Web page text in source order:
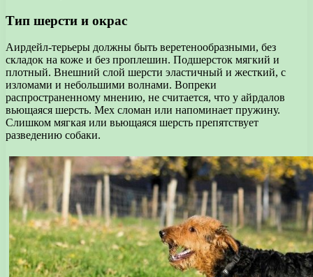
Тип шерсти и окрас
Аирдейл-терьеры должны быть веретенообразными, без
складок на коже и без проплешин. Подшерсток мягкий и
плотный. Внешний слой шерсти эластичный и жесткий, с
изломами и небольшими волнами. Вопреки
распространенному мнению, не считается, что у айрдалов
вьющаяся шерсть. Мех сломан или напоминает пружину.
Слишком мягкая или вьющаяся шерсть препятствует
разведению собаки.